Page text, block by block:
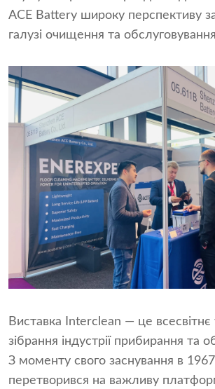
ACE Battery широку перспективу
галузі очищення та
Виставка Interclean — це всесвітнє
зібрання індустрії прибирання та
З моменту свого заснування в 1967
перетворився на важливу